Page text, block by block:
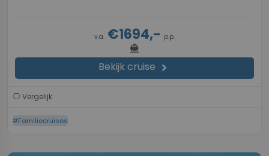
v.a. €1694,- p.p.
directions_boat
Bekijk cruise chevron_right
Vergelijk
#Familiecruises